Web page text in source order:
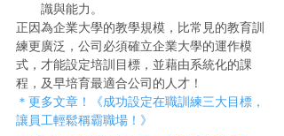
識與能力。
正因為企業大學的教學規模，比常見的教育訓
練更廣泛，公司必須確立企業大學的運作模
式，才能設定培訓目標，並藉由系統化的課
程，及早培育最適合公司的人才！
＊更多文章！《成功設定在職訓練三大目標，
讓員工輕鬆稱霸職場！》